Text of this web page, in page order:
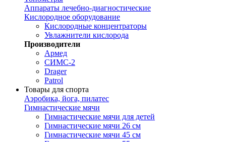
Аппараты лечебно-диагностические
Кислородное оборудование
Кислородные концентраторы
Увлажнители кислорода
Производители
Армед
СИМС-2
Drager
Patrol
Товары для спорта
Аэробика, йога, пилатес
Гимнастические мячи
Гимнастические мячи для детей
Гимнастические мячи 26 см
Гимнастические мячи 45 см